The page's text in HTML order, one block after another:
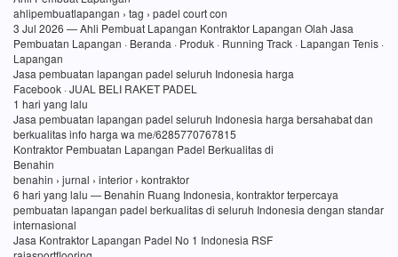
ahlipembuatlapangan › tag › padel court con
3 Jul 2026 — Ahli Pembuat Lapangan Kontraktor Lapangan Olah Jasa
Pembuatan Lapangan · Beranda · Produk · Running Track · Lapangan Tenis ·
Lapangan
Jasa pembuatan lapangan padel seluruh Indonesia harga
Facebook · JUAL BELI RAKET PADEL
1 hari yang lalu
Jasa pembuatan lapangan padel seluruh Indonesia harga bersahabat dan
berkualitas info harga wa me/6285770767815
Kontraktor Pembuatan Lapangan Padel Berkualitas di
Benahin
benahin › jurnal › interior › kontraktor
6 hari yang lalu — Benahin Ruang Indonesia, kontraktor terpercaya
pembuatan lapangan padel berkualitas di seluruh Indonesia dengan standar
internasional
Jasa Kontraktor Lapangan Padel No 1 Indonesia RSF